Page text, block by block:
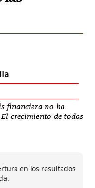
financiera no ha
crecimiento de todas
en los resultados